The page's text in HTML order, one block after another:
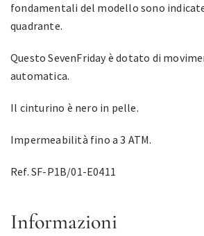
fondamentali del modello sono
quadrante.
Questo SevenFriday è dotato di
automatica.
Il cinturino è nero in pelle.
Impermeabilità fino a 3 ATM.
Ref. SF-P1B/01-E0411
Informazioni